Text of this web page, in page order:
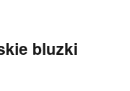
bluzki